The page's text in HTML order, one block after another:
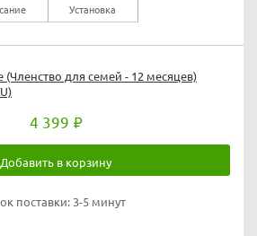
Установка
(Членство для семей - 12 месяцев)
4 399
Добавить в корзину
поставки: 3-5 минут